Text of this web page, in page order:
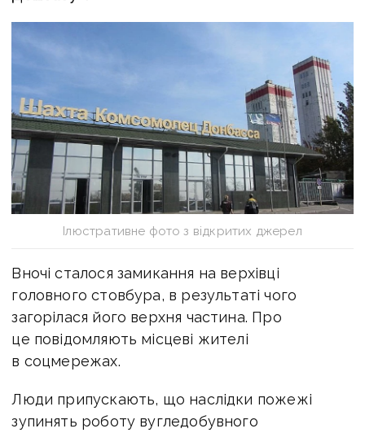
Ілюстративне фото з відкритих джерел
Вночі сталося замикання на верхівці
головного стовбура, в результаті чого
загорілася його верхня частина. Про
це повідомляють місцеві жителі
в соцмережах.
Люди припускають, що наслідки пожежі
зупинять роботу вугледобувного